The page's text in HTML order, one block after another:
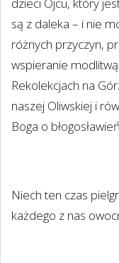
są z daleka – i nie
różnych przyczyn,
wspieranie
Rekolekcjach na
naszej Oliwskiej i
Boga o
Niech ten czas
każdego z nas